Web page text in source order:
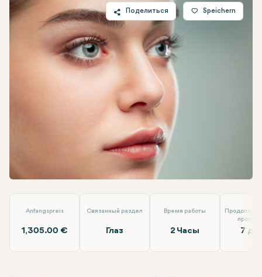
Поделиться
Twitter
Facebook
WhatsApp
Telegram
Электронная почта
Speichern
Anfangspreis
1,305.00 €
Связанный раздел
Глаз
Время работы
2 Часы 7